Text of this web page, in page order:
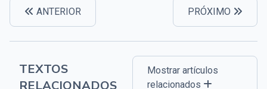
ANTERIOR PRÓXIMO
TEXTOS
RELACIONADOS
Mostrar artículos
relacionados